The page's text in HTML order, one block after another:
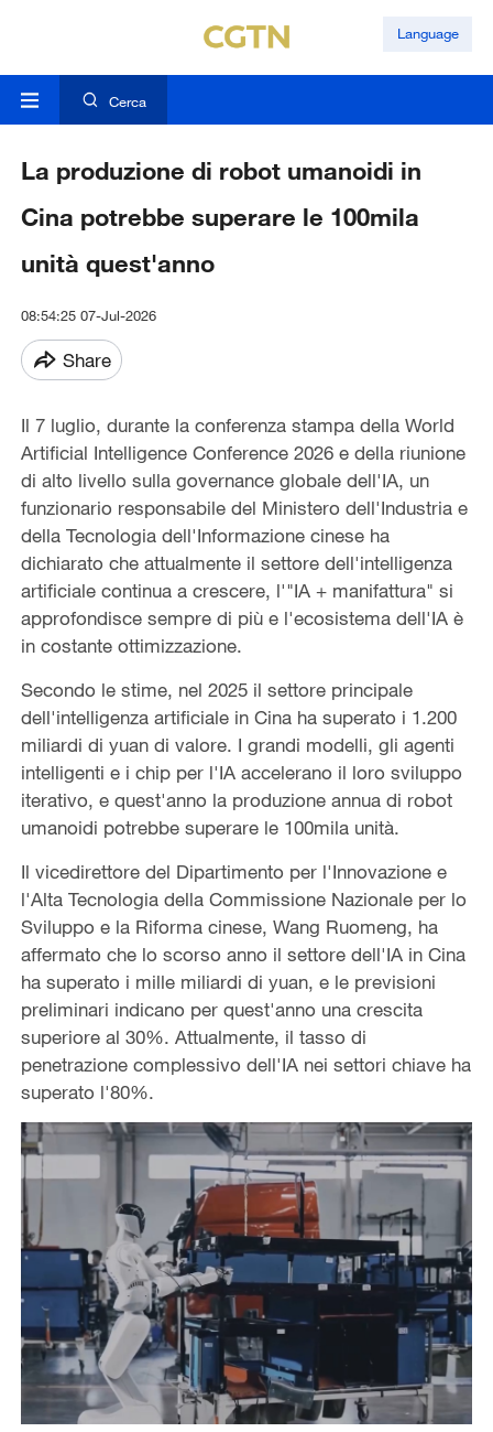
Language
Cerca
La produzione di robot umanoidi in
Cina potrebbe superare le 100mila
unità quest'anno
08:54:25 07-Jul-2026
Share
Il 7 luglio, durante la conferenza stampa della World
Artificial Intelligence Conference 2026 e della riunione
di alto livello sulla governance globale dell'IA, un
funzionario responsabile del Ministero dell'Industria e
della Tecnologia dell'Informazione cinese ha
dichiarato che attualmente il settore dell'intelligenza
artificiale continua a crescere, l'"IA + manifattura" si
approfondisce sempre di più e l'ecosistema dell'IA è
in costante ottimizzazione.
Secondo le stime, nel 2025 il settore principale
dell'intelligenza artificiale in Cina ha superato i 1.200
miliardi di yuan di valore. I grandi modelli, gli agenti
intelligenti e i chip per l'IA accelerano il loro sviluppo
iterativo, e quest'anno la produzione annua di robot
umanoidi potrebbe superare le 100mila unità.
Il vicedirettore del Dipartimento per l'Innovazione e
l'Alta Tecnologia della Commissione Nazionale per lo
Sviluppo e la Riforma cinese, Wang Ruomeng, ha
affermato che lo scorso anno il settore dell'IA in Cina
ha superato i mille miliardi di yuan, e le previsioni
preliminari indicano per quest'anno una crescita
superiore al 30%. Attualmente, il tasso di
penetrazione complessivo dell'IA nei settori chiave ha
superato l'80%.